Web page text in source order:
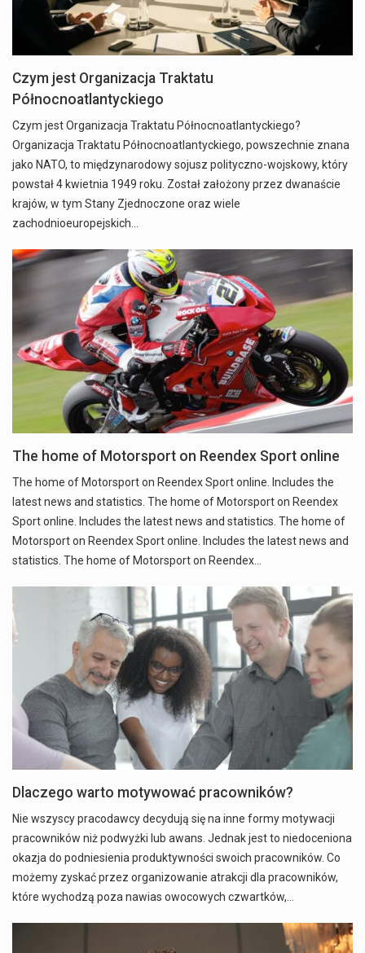
Czym jest Organizacja Traktatu
Północnoatlantyckiego
Czym jest Organizacja Traktatu Północnoatlantyckiego?
Organizacja Traktatu Północnoatlantyckiego, powszechnie znana
jako NATO, to międzynarodowy sojusz polityczno-wojskowy, który
powstał 4 kwietnia 1949 roku. Został założony przez dwanaście
krajów, w tym Stany Zjednoczone oraz wiele
zachodnioeuropejskich…
The home of Motorsport on Reendex Sport online
The home of Motorsport on Reendex Sport online. Includes the
latest news and statistics. The home of Motorsport on Reendex
Sport online. Includes the latest news and statistics. The home of
Motorsport on Reendex Sport online. Includes the latest news and
statistics. The home of Motorsport on Reendex…
Dlaczego warto motywować pracowników?
Nie wszyscy pracodawcy decydują się na inne formy motywacji
pracowników niż podwyżki lub awans. Jednak jest to niedoceniona
okazja do podniesienia produktywności swoich pracowników. Co
możemy zyskać przez organizowanie atrakcji dla pracowników,
które wychodzą poza nawias owocowych czwartków,…